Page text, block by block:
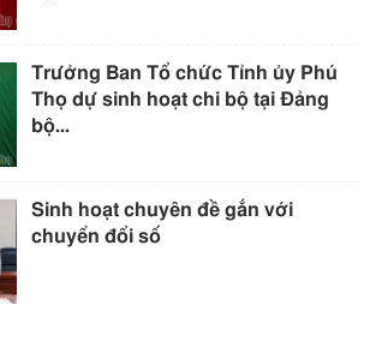
Trưởng Ban Tổ chức Tỉnh ủy Phú
Thọ dự sinh hoạt chi bộ tại Đảng
bộ...
Sinh hoạt chuyên đề gắn với
chuyển đổi số